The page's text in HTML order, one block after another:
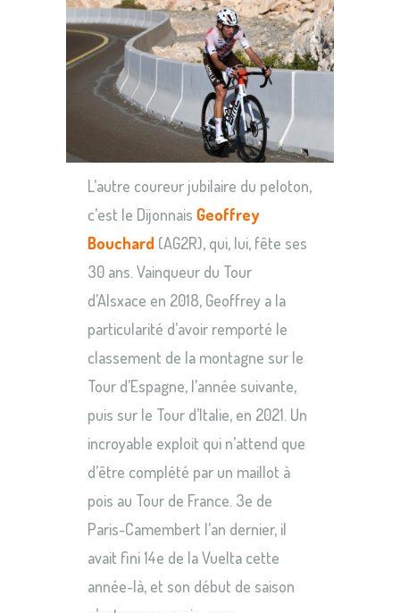
L’autre coureur jubilaire du peloton,
c’est le Dijonnais Geoffrey
Bouchard (AG2R), qui, lui, fête ses
30 ans. Vainqueur du Tour
d’Alsxace en 2018, Geoffrey a la
particularité d’avoir remporté le
classement de la montagne sur le
Tour d’Espagne, l’année suivante,
puis sur le Tour d’Italie, en 2021. Un
incroyable exploit qui n’attend que
d’être complété par un maillot à
pois au Tour de France. 3e de
Paris-Camembert l’an dernier, il
avait fini 14e de la Vuelta cette
année-là, et son début de saison